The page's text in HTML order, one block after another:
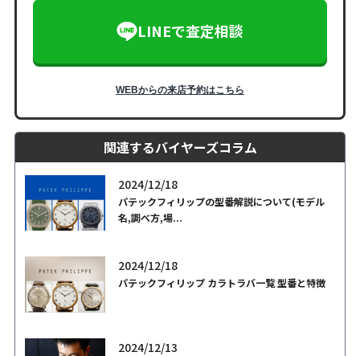
LINEで査定相談
WEBからの来店予約はこちら
関連するバイヤーズコラム
2024/12/18
パテックフィリップの型番解説について(モデル
名,調べ方,場...
2024/12/18
パテックフィリップ カラトラバ一覧 型番と特徴
2024/12/13